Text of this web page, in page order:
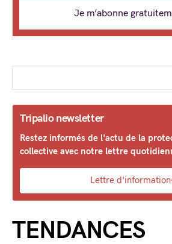
Je m’abonne
Tripalio newsletter
Restez informés de l'actu de la
collective avec notre lettre
Lettre d'information
TENDANCES